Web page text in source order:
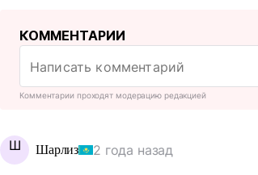
КОММЕНТАРИИ
Комментарии проходят модерацию редакцией
Ш Шарлиз 2 года назад